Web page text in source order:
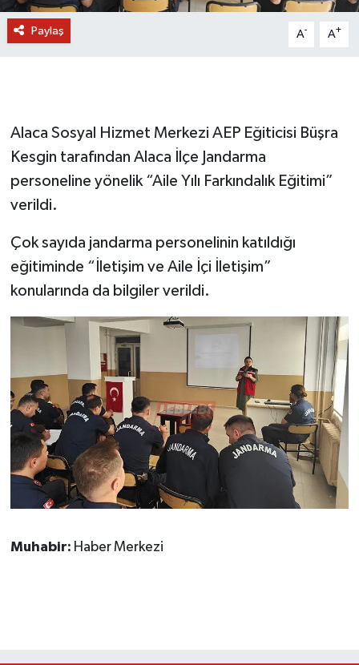
Paylaş A- A+
Alaca Sosyal Hizmet Merkezi AEP Eğiticisi Büşra
Kesgin tarafından Alaca İlçe Jandarma
personeline yönelik “Aile Yılı Farkındalık Eğitimi”
verildi.
Çok sayıda jandarma personelinin katıldığı
eğitiminde “İletişim ve Aile İçi İletişim”
konularında da bilgiler verildi.
Muhabir: Haber Merkezi